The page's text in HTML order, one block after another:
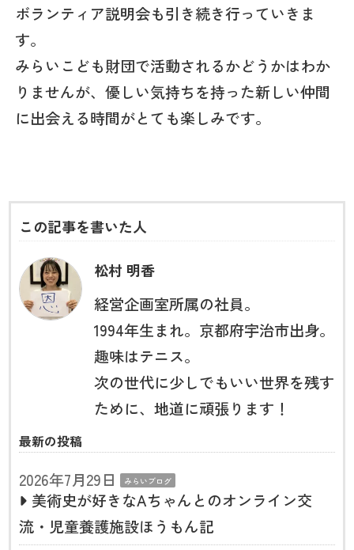
ボランティア説明会も引き続き行っていきま
す。
みらいこども財団で活動されるかどうかはわか
りませんが、優しい気持ちを持った新しい仲間
に出会える時間がとても楽しみです。
この記事を書いた人
松村 明香
経営企画室所属の社員。
1994年生まれ。京都府宇治市出身。
趣味はテニス。
次の世代に少しでもいい世界を残す
ために、地道に頑張ります！
最新の投稿
2026年7月29日 みらいブログ
美術史が好きなAちゃんとのオンライン交
流・児童養護施設ほうもん記